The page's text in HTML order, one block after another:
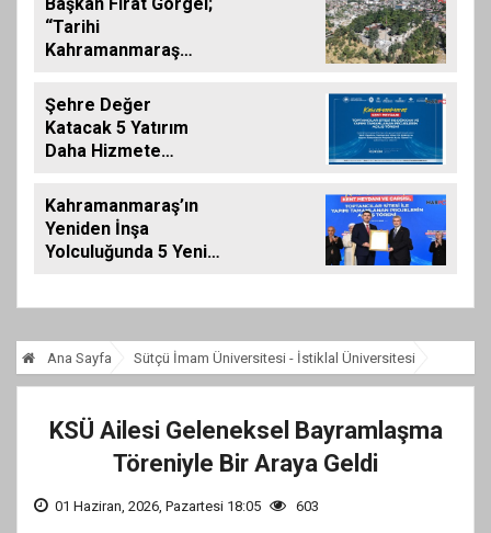
“Tarihi
Kahramanmaraş
Çalışmalar
Tamamlanıyor”
Şehre Değer
Katacak 5 Yatırım
Daha Hizmete
Kahramanmaraş’ın
Yeniden İnşa
Yolculuğunda 5 Yeni
Ana Sayfa Sütçü İmam Üniversitesi - İstiklal Üniversitesi
KSÜ Ailesi Geleneksel Bayramlaşma
Töreniyle Bir Araya Geldi
01 Haziran, 2026, Pazartesi 18:05 603